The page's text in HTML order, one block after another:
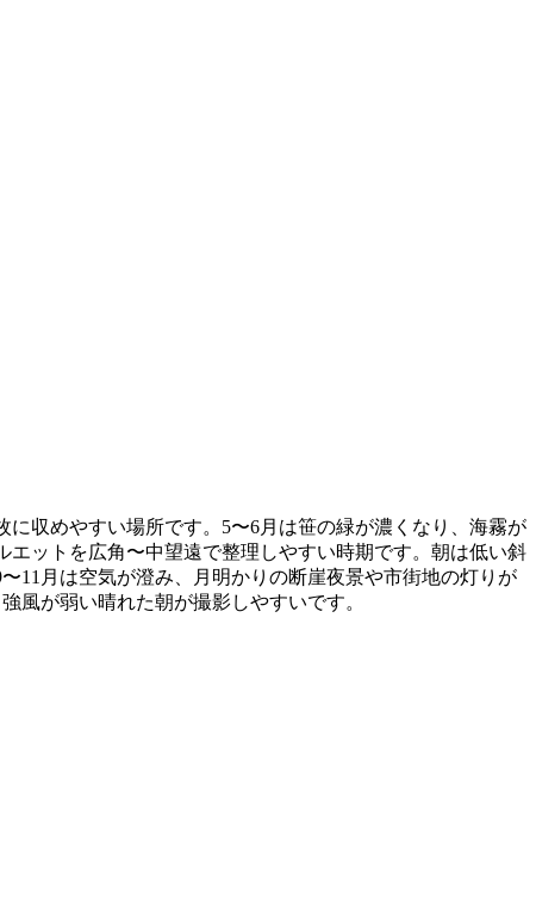
収めやすい場所です。5〜6月は笹の緑が濃くなり、海霧が
ットを広角〜中望遠で整理しやすい時期です。朝は低い斜
11月は空気が澄み、月明かりの断崖夜景や市街地の灯りが
風が弱い晴れた朝が撮影しやすいです。